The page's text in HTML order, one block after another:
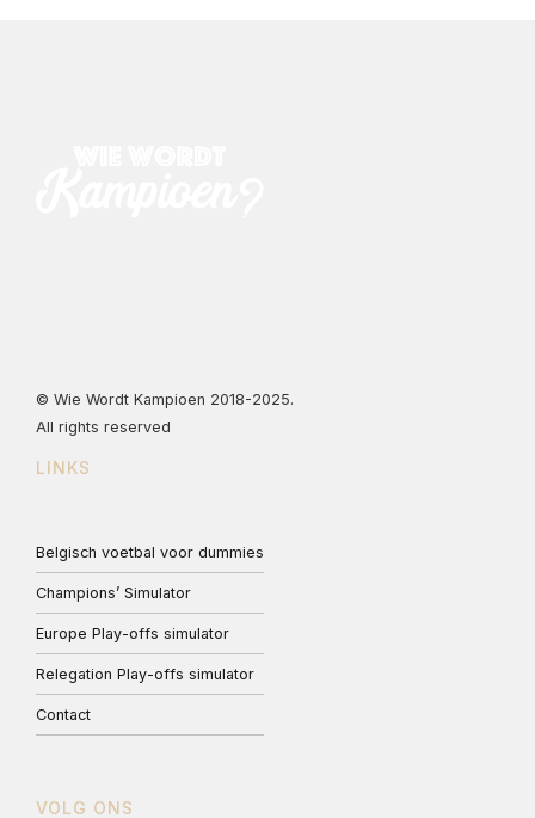
© Wie Wordt Kampioen 2018-2025.
All rights reserved
LINKS
Belgisch voetbal voor dummies
Champions’ Simulator
Europe Play-offs simulator
Relegation Play-offs simulator
Contact
VOLG ONS